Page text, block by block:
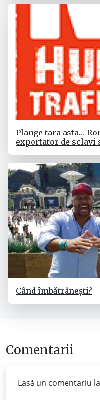
Plange tara asta…
exportator de sclavi
Când îmbătrânești?
Comentarii
Lasă un comentariu